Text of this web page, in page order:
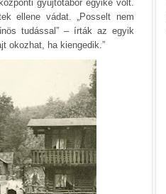
gyűjtőtábor egyike volt.
ellene vádat. „Posselt nem
tudással” – írták az egyik
okozhat, ha kiengedik.”